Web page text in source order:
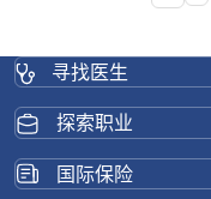
寻找医生
探索职业
国际保险